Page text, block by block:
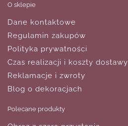
O sklepie
Dane kontaktowe
Regulamin zakupów
Polityka prywatności
Czas realizacji i koszty dostawy
Reklamacje i zwroty
Blog o dekoracjach
Polecane produkty